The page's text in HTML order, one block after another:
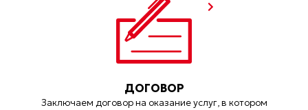
ДОГОВОР
Заключаем договор на оказание услуг, в котором